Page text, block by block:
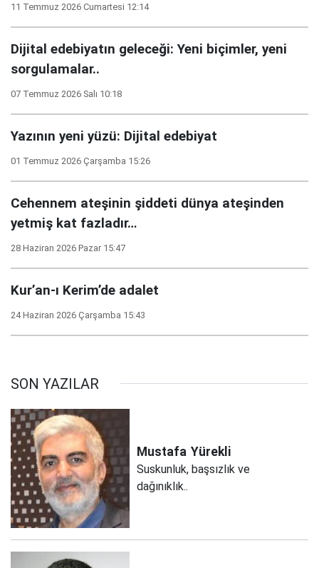
11 Temmuz 2026 Cumartesi 12:14
Dijital edebiyatın geleceği: Yeni biçimler, yeni
sorgulamalar..
07 Temmuz 2026 Salı 10:18
Yazının yeni yüzü: Dijital edebiyat
01 Temmuz 2026 Çarşamba 15:26
Cehennem ateşinin şiddeti dünya ateşinden
yetmiş kat fazladır…
28 Haziran 2026 Pazar 15:47
Kur’an-ı Kerim’de adalet
24 Haziran 2026 Çarşamba 15:43
SON YAZILAR
Mustafa Yürekli
Suskunluk, başsızlık ve
dağınıklık..